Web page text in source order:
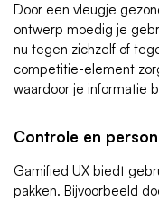
Door een vleugje
ontwerp moedig je
nu tegen zichzelf of
competitie-element
waardoor je informatie
Controle en
Gamified UX biedt
pakken. Bijvoorbeeld